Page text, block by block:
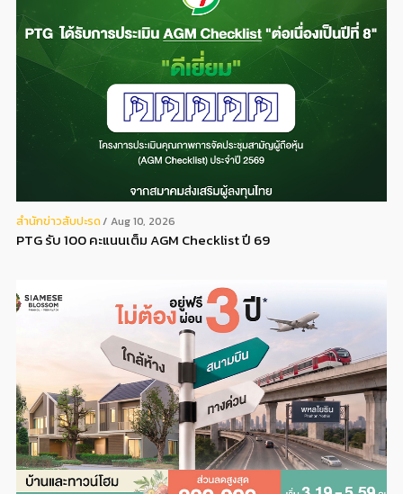
สํานักข่าวสับปะรด Aug 10, 2026
PTG รับ 100 คะแนนเต็ม AGM Checklist ปี 69